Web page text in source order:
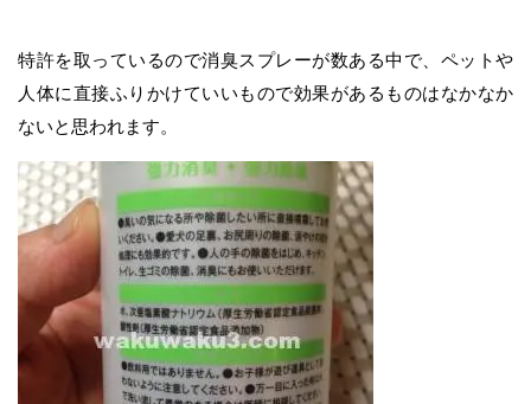
特許を取っているので消臭スプレーが数ある中で、ペットや
人体に直接ふりかけていいもので効果があるものはなかなか
ないと思われます。